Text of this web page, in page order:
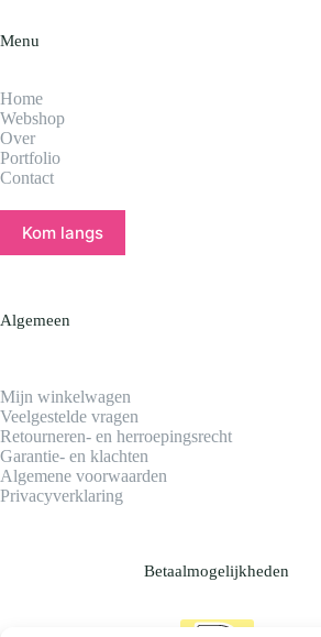
Menu
Home
Webshop
Over
Portfolio
Contact
Kom langs
Algemeen
Mijn winkelwagen
Veelgestelde vragen
Retourneren- en herroepingsrecht
Garantie- en klachten
Algemene voorwaarden
Privacyverklaring
Betaalmogelijkheden